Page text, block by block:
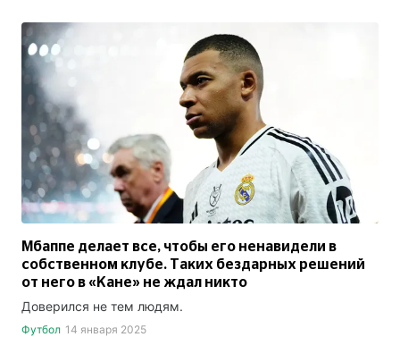
Мбаппе делает все, чтобы его ненавидели в
собственном клубе. Таких бездарных решений
от него в «Кане» не ждал никто
Доверился не тем людям.
Футбол 14 января 2025